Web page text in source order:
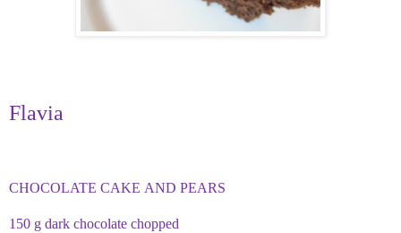
Flavia
CHOCOLATE CAKE AND PEARS
150 g dark chocolate chopped